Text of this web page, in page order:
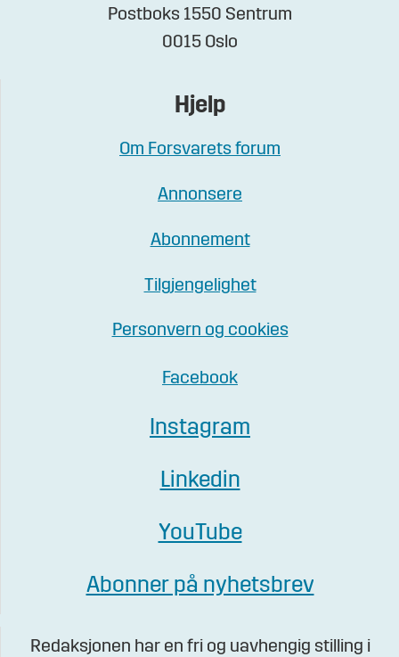
Postboks 1550 Sentrum
0015 Oslo
Hjelp
Om Forsvarets forum
Annonsere
Abonnement
Tilgjengelighet
Personvern og cookies
Facebook
Instagram
Linkedin
YouTube
Abonner på nyhetsbrev
Redaksjonen har en fri og uavhengig stilling i